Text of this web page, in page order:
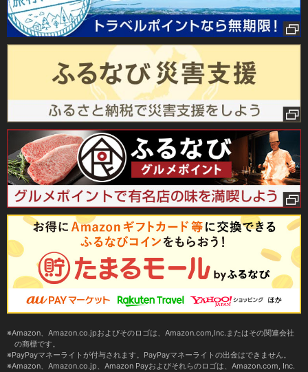
Amazon、Amazon.co.jpおよびそのロゴは、Amazon.com,Inc.またはその関連会社
の商標です。
PayPayマネーライトが付与されます。PayPayマネーライトの出金はできません。
Amazon、Amazon.co.jp、Amazon Payおよびそれらのロゴは、Amazon.com, Inc.